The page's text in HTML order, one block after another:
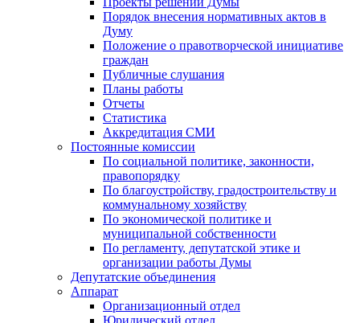
Порядок внесения нормативных актов в
Думу
Положение о правотворческой инициативе
граждан
Публичные слушания
Планы работы
Отчеты
Статистика
Аккредитация СМИ
Постоянные комиссии
По социальной политике, законности,
правопорядку
По благоустройству, градостроительству и
коммунальному хозяйству
По экономической политике и
муниципальной собственности
По регламенту, депутатской этике и
организации работы Думы
Депутатские объединения
Аппарат
Организационный отдел